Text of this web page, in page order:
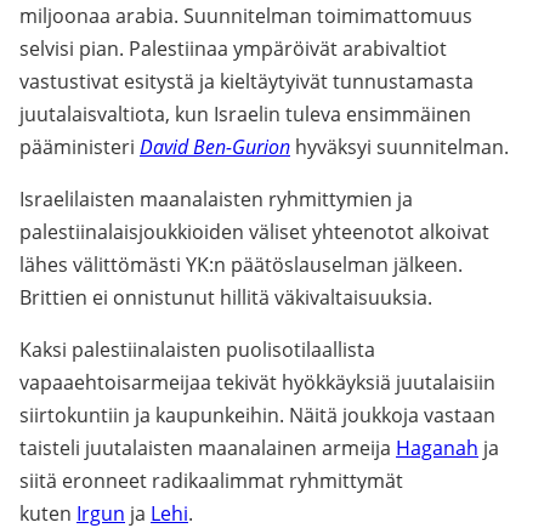
miljoonaa arabia. Suunnitelman toimimattomuus
selvisi pian. Palestiinaa ympäröivät arabivaltiot
vastustivat esitystä ja kieltäytyivät tunnustamasta
juutalaisvaltiota, kun Israelin tuleva ensimmäinen
pääministeri David Ben-Gurion hyväksyi suunnitelman.
Israelilaisten maanalaisten ryhmittymien ja
palestiinalaisjoukkioiden väliset yhteenotot alkoivat
lähes välittömästi YK:n päätöslauselman jälkeen.
Brittien ei onnistunut hillitä väkivaltaisuuksia.
Kaksi palestiinalaisten puolisotilaallista
vapaaehtoisarmeijaa tekivät hyökkäyksiä juutalaisiin
siirtokuntiin ja kaupunkeihin. Näitä joukkoja vastaan
taisteli juutalaisten maanalainen armeija Haganah ja
siitä eronneet radikaalimmat ryhmittymät
kuten Irgun ja Lehi.